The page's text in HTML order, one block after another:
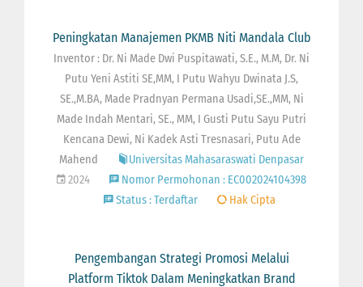
Peningkatan Manajemen PKMB Niti Mandala Club
Inventor : Dr. Ni Made Dwi Puspitawati, S.E., M.M, Dr. Ni
Putu Yeni Astiti SE,MM, I Putu Wahyu Dwinata J.S,
SE.,M.BA, Made Pradnyan Permana Usadi,SE.,MM, Ni
Made Indah Mentari, SE., MM, I Gusti Putu Sayu Putri
Kencana Dewi, Ni Kadek Asti Tresnasari, Putu Ade
Mahend
Universitas Mahasaraswati Denpasar
2024
Nomor Permohonan : EC002024104398
Status : Terdaftar
Hak Cipta
Pengembangan Strategi Promosi Melalui
Platform Tiktok Dalam Meningkatkan Brand